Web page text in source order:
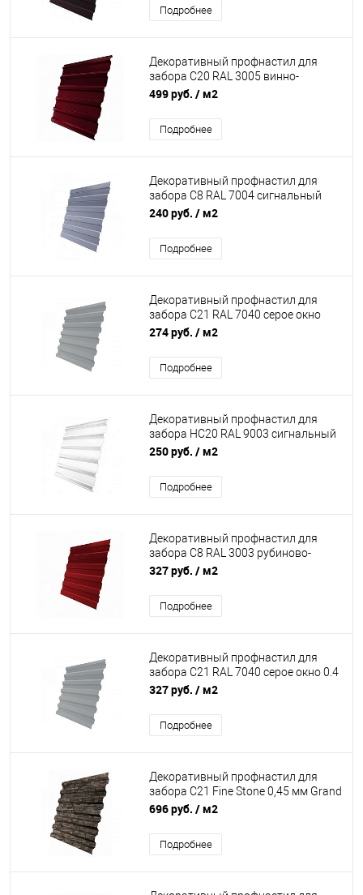
Подробнее
Декоративный профнастил для
забора С20 RAL 3005 винно-
красный 0,7 мм Полиэстер Grand
499 руб. / м2
Подробнее
Декоративный профнастил для
забора С8 RAL 7004 сигнальный
серый эконом
240 руб. / м2
Подробнее
Декоративный профнастил для
забора С21 RAL 7040 серое окно
эконом
274 руб. / м2
Подробнее
Декоративный профнастил для
забора НС20 RAL 9003 сигнальный
белый эконом
250 руб. / м2
Подробнее
Декоративный профнастил для
забора С8 RAL 3003 рубиново-
красный 0,45 мм Полиэстер Grand
327 руб. / м2
Подробнее
Декоративный профнастил для
забора С21 RAL 7040 серое окно 0.4
мм
327 руб. / м2
Подробнее
Декоративный профнастил для
забора С21 Fine Stone 0,45 мм Grand
Line
696 руб. / м2
Подробнее